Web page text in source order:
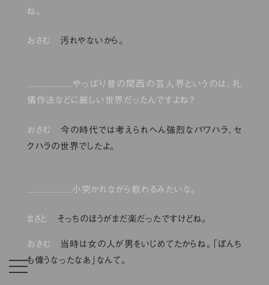
ね。
おさむ 汚れやないから。
やっぱり昔の関西の芸人界というのは、礼
儀作法などに厳しい世界だったんですよね？
おさむ
今の時代では考えられへん強烈なパワハラ、セ
クハラの世界でしたよ。
小突かれながら教わるみたいな。
まさと そっちのほうがまだ楽だったですけどね。
おさむ 当時は女の人が男をいじめてたからね。「ぼんち
も偉うなったなあ」なんて。